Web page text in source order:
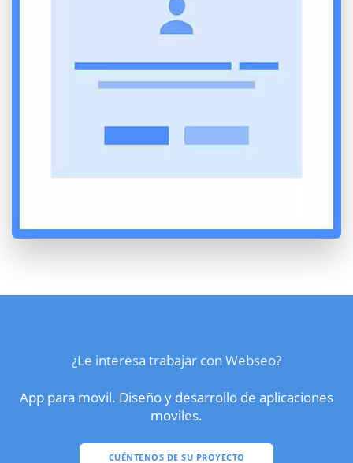
¿Le interesa trabajar con Webseo?
App para movil. Diseño y desarrollo de aplicaciones
moviles.
CUÉNTENOS DE SU PROYECTO